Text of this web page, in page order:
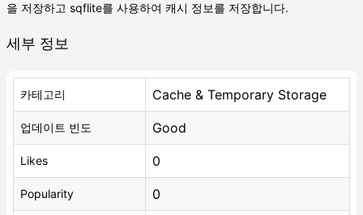
을 저장하고 sqflite를 사용하여 캐시 정보를 저장합니다.
세부 정보
카테고리 Cache & Temporary Storage
업데이트 빈도 Good
Likes 0
Popularity 0